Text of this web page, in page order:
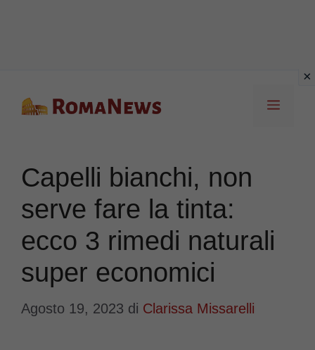
Menu
Capelli bianchi, non
serve fare la tinta:
ecco 3 rimedi naturali
super economici
Agosto 19, 2023 di Clarissa Missarelli